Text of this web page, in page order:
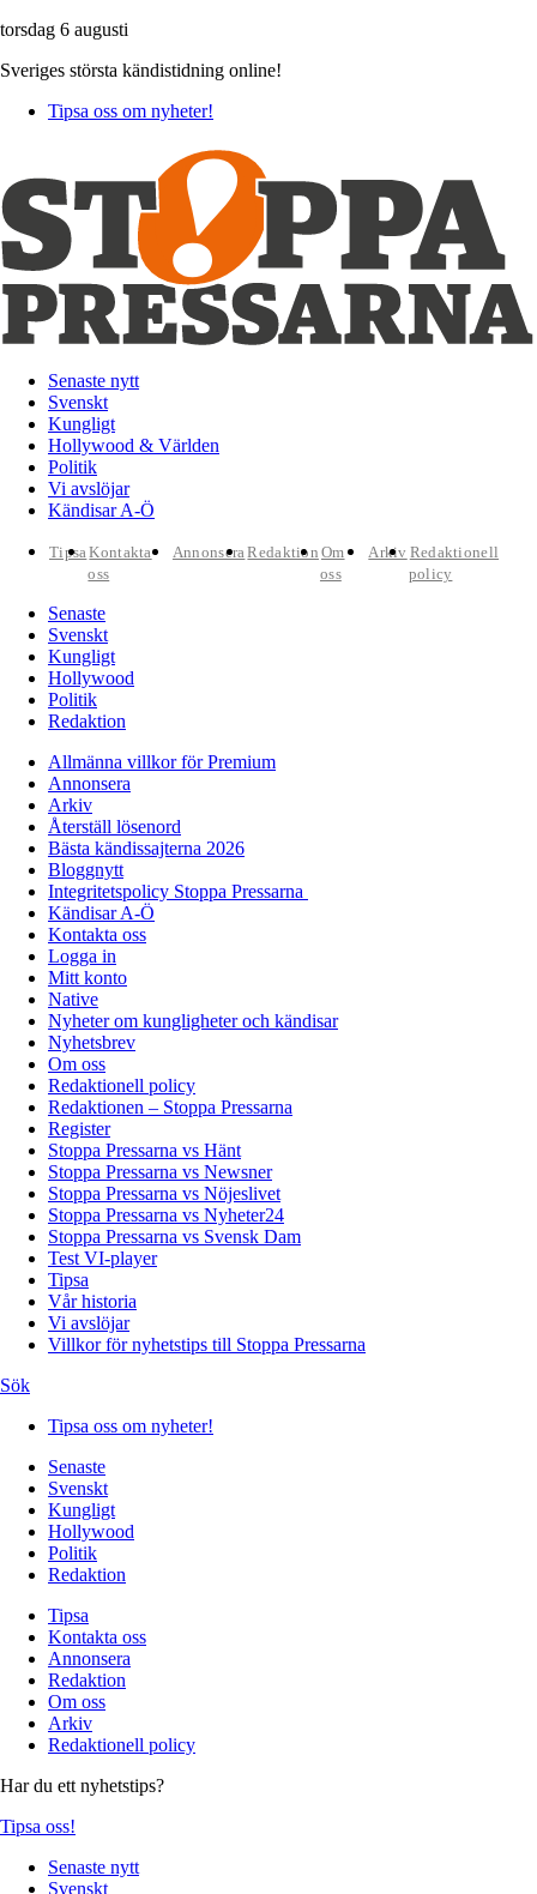
torsdag 6 augusti
Sveriges största kändistidning online!
Tipsa oss om nyheter!
Senaste nytt
Svenskt
Kungligt
Hollywood & Världen
Politik
Vi avslöjar
Kändisar A-Ö
TipsaKontakta
oss
AnnonseraRedaktion Om
oss
Arkiv Redaktionell
policy
Senaste
Svenskt
Kungligt
Hollywood
Politik
Redaktion
Allmänna villkor för Premium
Annonsera
Arkiv
Återställ lösenord
Bästa kändissajterna 2026
Bloggnytt
Integritetspolicy Stoppa Pressarna
Kändisar A-Ö
Kontakta oss
Logga in
Mitt konto
Native
Nyheter om kungligheter och kändisar
Nyhetsbrev
Om oss
Redaktionell policy
Redaktionen – Stoppa Pressarna
Register
Stoppa Pressarna vs Hänt
Stoppa Pressarna vs Newsner
Stoppa Pressarna vs Nöjeslivet
Stoppa Pressarna vs Nyheter24
Stoppa Pressarna vs Svensk Dam
Test VI-player
Tipsa
Vår historia
Vi avslöjar
Villkor för nyhetstips till Stoppa Pressarna
Sök
Tipsa oss om nyheter!
Senaste
Svenskt
Kungligt
Hollywood
Politik
Redaktion
Tipsa
Kontakta oss
Annonsera
Redaktion
Om oss
Arkiv
Redaktionell policy
Har du ett nyhetstips?
Tipsa oss!
Senaste nytt
Svenskt